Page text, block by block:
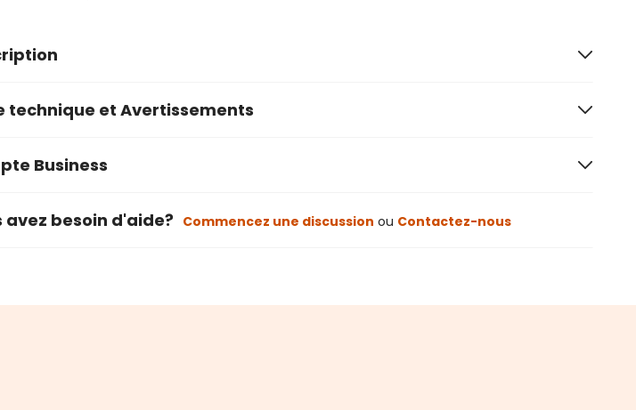
technique et Avertissements
Business
avez besoin d'aide? Commencez une discussion ou Contactez-nous